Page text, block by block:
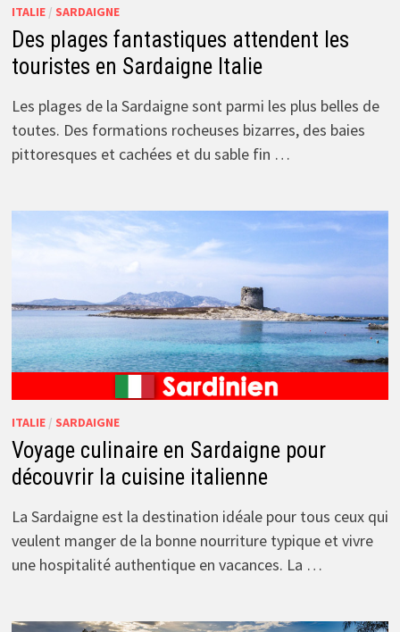
ITALIE/ SARDAIGNE
Des plages fantastiques attendent les
touristes en Sardaigne Italie
Les plages de la Sardaigne sont parmi les plus belles de
toutes. Des formations rocheuses bizarres, des baies
pittoresques et cachées et du sable fin …
ITALIE/ SARDAIGNE
Voyage culinaire en Sardaigne pour
découvrir la cuisine italienne
La Sardaigne est la destination idéale pour tous ceux qui
veulent manger de la bonne nourriture typique et vivre
une hospitalité authentique en vacances. La …